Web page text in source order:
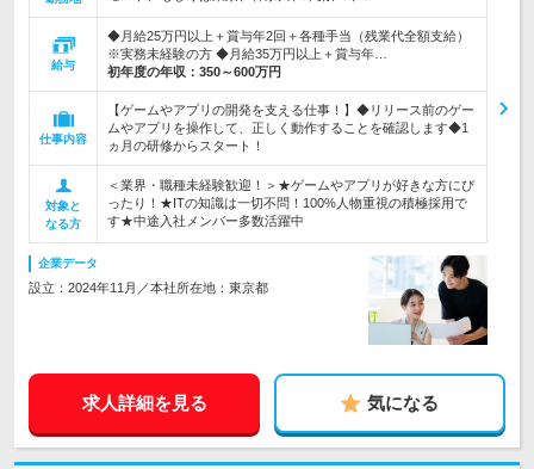
給与
◆月給25万円以上＋賞与年2回＋各種手当（残業代全額支給）
※実務未経験の方 ◆月給35万円以上＋賞与年…
初年度の年収： 350～600万円
仕事内容
【ゲームやアプリの開発を支える仕事！】◆リリース前のゲー
ムやアプリを操作して、正しく動作することを確認します◆1
ヵ月の研修からスタート！
対象と
なる方
＜業界・職種未経験歓迎！＞★ゲームやアプリが好きな方にぴ
ったり！★ITの知識は一切不問！100%人物重視の積極採用で
す★中途入社メンバー多数活躍中
企業データ
設立：2024年11月／本社所在地：東京都
求人詳細を見る 気になる